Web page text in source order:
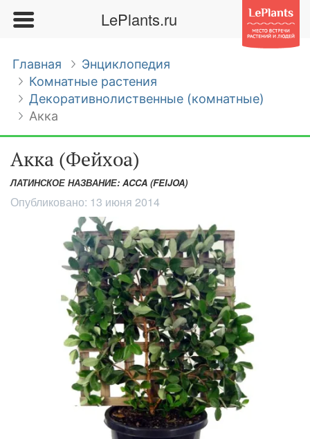
LePlants.ru
Главная
Энциклопедия
Комнатные растения
Декоративнолиственные (комнатные)
Акка
Акка (Фейхоа)
ЛАТИНСКОЕ НАЗВАНИЕ: ACCA (FEIJOA)
Опубликовано: 13 июня 2014